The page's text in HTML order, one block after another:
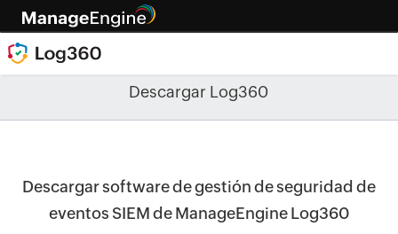
Descargar Log360
Descargar software de gestión de seguridad de
eventos SIEM de ManageEngine Log360